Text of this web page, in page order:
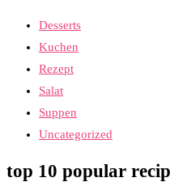
Desserts
Kuchen
Rezept
Salat
Suppen
Uncategorized
top 10 popular